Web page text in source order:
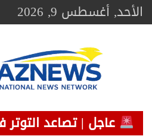
Skip
toالأحد, أغسطس 9, 2026
BAZNEWS
شبكة باز الإخبارية
عاجل | تصاعد